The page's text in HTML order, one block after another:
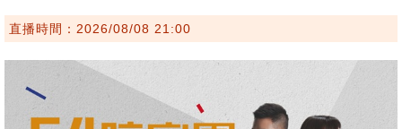
直播時間：2026/08/08 21:00